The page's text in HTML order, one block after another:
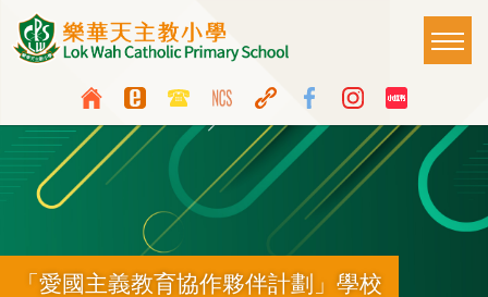
移至主內容
Top
Media
Icon
Button
Language
switcher
Main
「愛國主義教育協作夥伴計劃」學校